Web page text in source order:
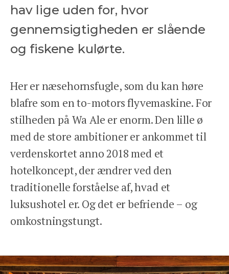
hav lige uden for, hvor
gennemsigtigheden er slående
og fiskene kulørte.
Her er næsehornsfugle, som du kan høre
blafre som en to-motors flyvemaskine. For
stilheden på Wa Ale er enorm. Den lille ø
med de store ambitioner er ankommet til
verdenskortet anno 2018 med et
hotelkoncept, der ændrer ved den
traditionelle forståelse af, hvad et
luksushotel er. Og det er befriende – og
omkostningstungt.